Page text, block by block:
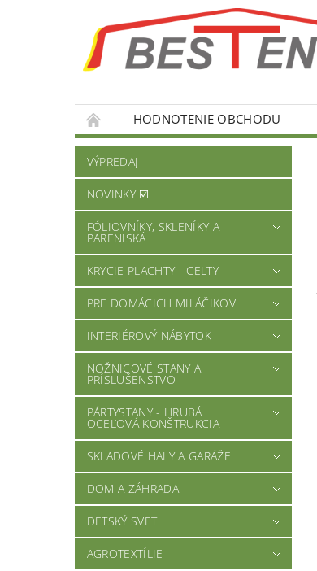
HODNOTENIE OBCHODU
VÝPREDAJ
NOVINKY ☑️
FÓLIOVNÍKY, SKLENÍKY A
PARENISKÁ
KRYCIE PLACHTY - CELTY
PRE DOMÁCICH MILÁČIKOV
INTERIÉROVÝ NÁBYTOK
NOŽNICOVÉ STANY A
PRÍSLUŠENSTVO
PÁRTYSTANY - HRUBÁ
OCEĽOVÁ KONŠTRUKCIA
SKLADOVÉ HALY A GARÁŽE
DOM A ZÁHRADA
DETSKÝ SVET
AGROTEXTÍLIE